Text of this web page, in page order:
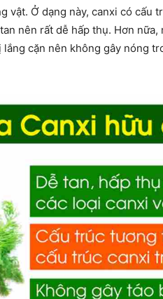
vật. Ở dạng này, canxi có cấu
nên rất dễ hấp thụ. Hơn
cặn nên không gây nóng